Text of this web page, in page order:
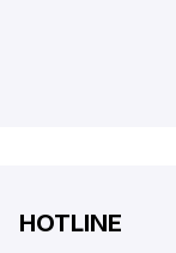
HOTLINE